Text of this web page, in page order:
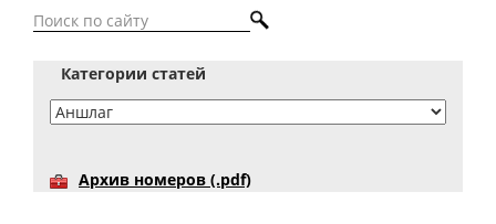
Категории статей
Архив номеров (.pdf)